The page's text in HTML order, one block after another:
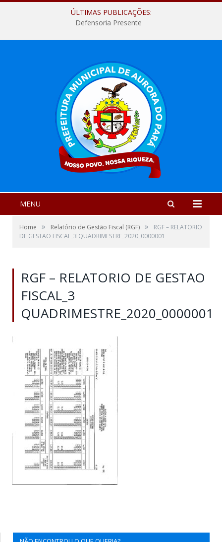
ÚLTIMAS PUBLICAÇÕES:
Defensoria Presente
MENU
Home » Relatório de Gestão Fiscal (RGF) »
RGF – RELATORIO
DE GESTAO FISCAL_3 QUADRIMESTRE_2020_0000001
RGF – RELATORIO DE GESTAO
FISCAL_3
QUADRIMESTRE_2020_0000001